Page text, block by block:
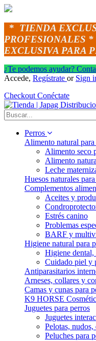
* TIENDA
PROFESIONALES *
EXCLUSIVA PARA
¿Te podemos ayudar?
Accede, Regístrate or Sign
Checkout Conéctate
Perros
Alimento natural para
Alimento seco
Alimento
Leche
Huesos naturales
Complementos
Aceites y
Estrés canino
Problemas
BARF y
Higiene natural para
Higiene dental,
Cuidado piel y
Antiparasitarios
Arneses, collares y
Camas y cunas para
K9 HORSE
Juguetes para perros
Juguetes
Pelotas,
Peluches para